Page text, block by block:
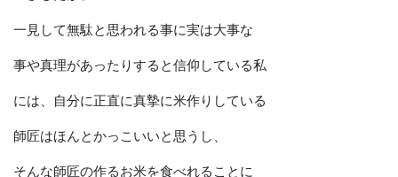
一見して無駄と思われる事に実は大事な
事や真理があったりすると信仰している私
には、自分に正直に真摯に米作りしている
師匠はほんとかっこいいと思うし、
そんな師匠の作るお米を食べれることに